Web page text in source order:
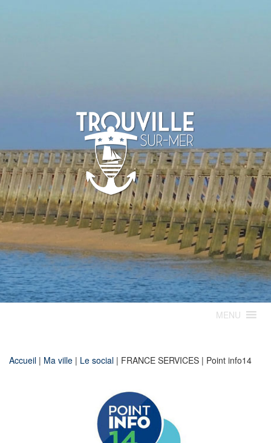
TROUVILLE-
SUR-MER
MENU
Accueil | Ma ville | Le social | FRANCE SERVICES | Point info14